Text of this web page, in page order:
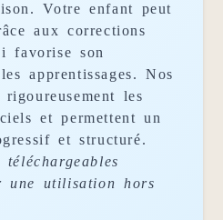
Votre enfant peut
aux corrections
favorise son
apprentissages. Nos
les
et permettent un
et structuré.
téléchargeables
une utilisation hors